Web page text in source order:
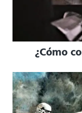
¿Cómo